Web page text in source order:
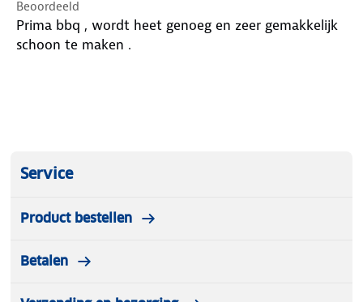
Beoordeeld
Prima bbq , wordt heet genoeg en zeer gemakkelijk
schoon te maken .
Service
Product bestellen
Betalen